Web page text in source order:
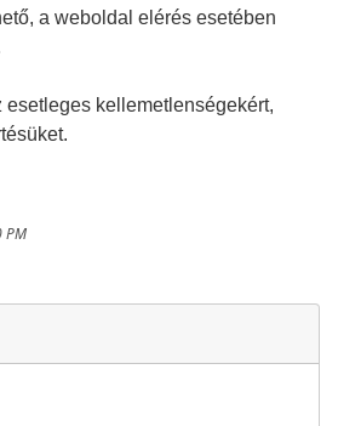
a weboldal elérés esetében
esetleges kellemetlenségekért,
PM